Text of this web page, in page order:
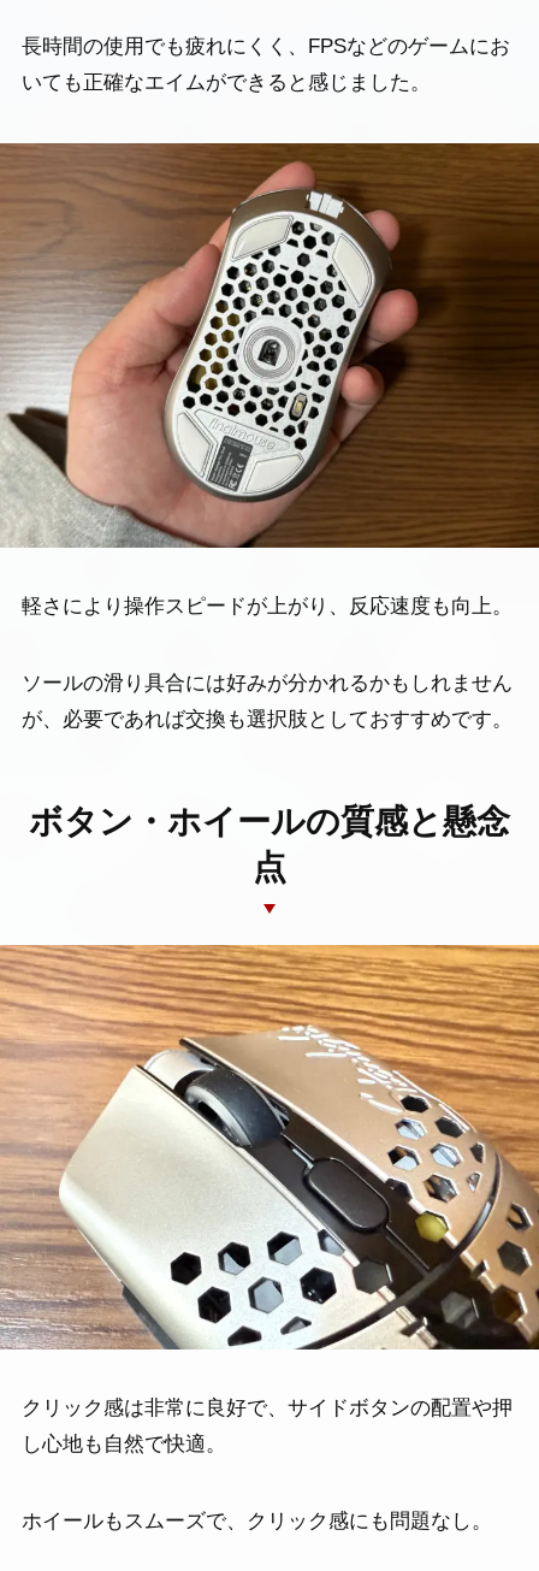
長時間の使用でも疲れにくく、FPSなどのゲームにお
いても正確なエイムができると感じました。
軽さにより操作スピードが上がり、反応速度も向上。
ソールの滑り具合には好みが分かれるかもしれません
が、必要であれば交換も選択肢としておすすめです。
ボタン・ホイールの質感と懸念
点
クリック感は非常に良好で、サイドボタンの配置や押
し心地も自然で快適。
ホイールもスムーズで、クリック感にも問題なし。